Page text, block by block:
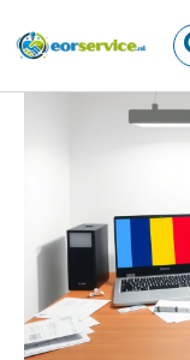
naar
inhoud
...